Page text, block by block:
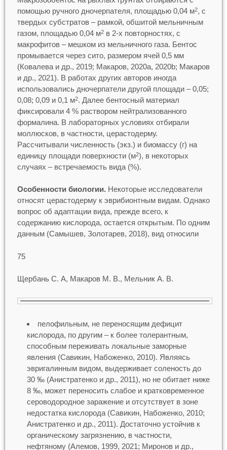
помощью ручного дночерпателя, площадью 0,04 м2, с
твердых субстратов – рамкой, обшитой мельничным
газом, площадью 0,04 м2в 2-х повторностях, с
макрофитов – мешком из мельничного газа. Бентос
промывается через сито, размером ячей 0,5 мм
(Ковалева и др., 2019; Макаров, 2020а, 2020b; Макаров
и др., 2021). В работах других авторов иногда
использовались дночерпатели другой площади – 0,05;
0,08; 0,09 и 0,1 м2. Далее бентосный материал
фиксировали 4 % раствором нейтрализованного
формалина. В лабораторных условиях отбирали
моллюсков, в частности, церастодерму.
Рассчитывали численность (экз.) и биомассу (г) на
единицу площади поверхности (м2), в некоторых
случаях – встречаемость вида (%).
Особенности биологии.Некоторые исследователи
относят церастодерму к эврибионтным видам. Однако
вопрос об адаптации вида, прежде всего, к
содержанию кислорода, остается открытым. По одним
данным (Самышев, Золотарев, 2018), вид относили
75
Щербань С. А, Макаров М. В., Мельник А. В.
пелофильным, не переносящим дефицит
кислорода, по другим – к более толерантным,
способным переживать локальные заморные
явления (Савикин, Набоженко, 2010). Являясь
эвригалинным видом, выдерживает соленость до
30 ‰ (Анистратенко и др., 2011), но не обитает ниже
8 ‰, может переносить слабое и кратковременное
сероводородное заражение и отсутствует в зоне
недостатка кислорода (Савикин, Набоженко, 2010;
Анистратенко и др., 2011). Достаточно устойчив к
органическому загрязнению, в частности,
нефтяному (Алемов, 1999, 2021; Миронов и др.,